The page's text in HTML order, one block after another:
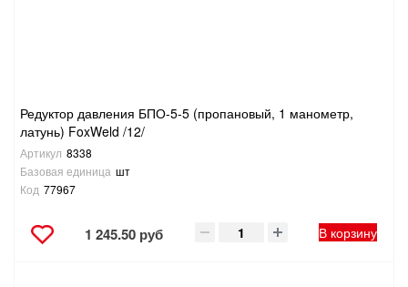
Редуктор давления БПО-5-5 (пропановый, 1 манометр,
латунь) FoxWeld /12/
Артикул 8338
Базовая единица шт
Код 77967
1 245.50 руб В корзину